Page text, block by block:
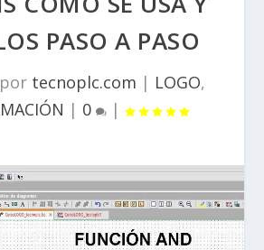
PASO A PASO
tecnoplc.com | LOGO,
| 0 |